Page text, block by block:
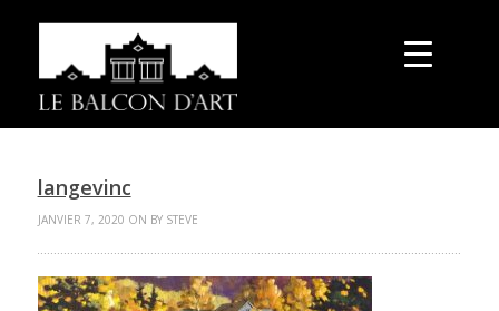
langevinc
JANVIER 7, 2020 ON BY STEVE